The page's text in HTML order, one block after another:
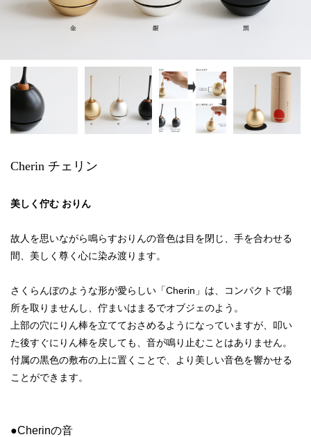
Cherin チェリン
美しく佇む おりん
故人を思いながら鳴らすおりんの音色は目を閉じ、手を合わせる
間、美しく尊く心に染み渡ります。
さくらんぼのような形が愛らしい「Cherin」は、コンパクトで場
所を取りませんし、佇まいはまるでオブジェのよう。
上部の穴にりん棒を立てておさめるようになっていますが、叩い
た後すぐにりん棒を戻しても、音が鳴り止むことはありません。
付属の黒色の敷布の上に置くことで、より美しい音色を響かせる
ことができます。
●Cherinの音